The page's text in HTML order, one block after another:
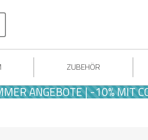
ZUBEHÖR
| -10% MIT CODE